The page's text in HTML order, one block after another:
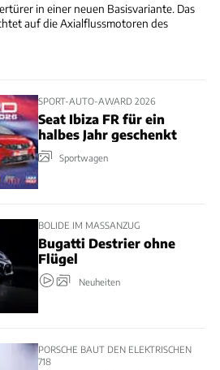
in einer neuen Basisvariante. Das
auf die Axialflussmotoren des
SPORT-AUTO-AWARD 2026
Seat Ibiza FR für ein
halbes Jahr geschenkt
Sportwagen
BOLIDE IM MASSANZUG
Bugatti Destrier ohne
Flügel
Neuheiten
PORSCHE BAUT DEN ELEKTRISCHEN
718